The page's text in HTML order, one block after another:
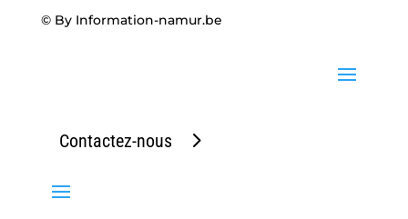
© By Information-namur.be
Contactez-nous